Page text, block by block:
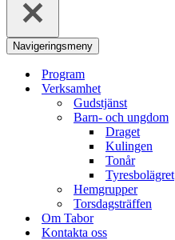
Navigeringsmeny
Program
Verksamhet
Gudstjänst
Barn- och ungdom
Draget
Kulingen
Tonår
Tyresbolägret
Hemgrupper
Torsdagsträffen
Om Tabor
Kontakta oss